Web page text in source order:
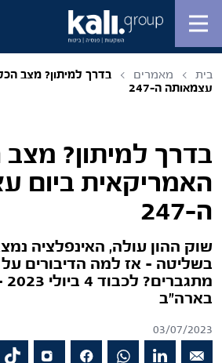
בית מאמרים
בדרך למיתון? מצב
עצמאותה ה-247
בדרך למיתון?
האמריקאית ביום
ה-247
שוק ההון עולה, האינפלציה
בשליטה – אז למה הדיבורים על
בארה"ב
03/07/2023